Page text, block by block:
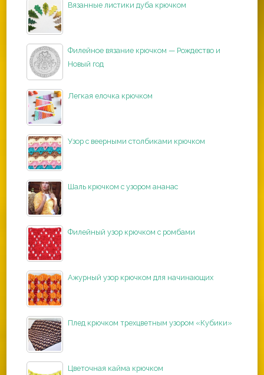
Вязанные листики дуба крючком
Филейное вязание крючком — Рождество и
Новый год
Легкая елочка крючком
Узор с веерными столбиками крючком
Шаль крючком с узором ананас
Филейный узор крючком с ромбами
Ажурный узор крючком для начинающих
Плед крючком трехцветным узором «Кубики»
Цветочная кайма крючком